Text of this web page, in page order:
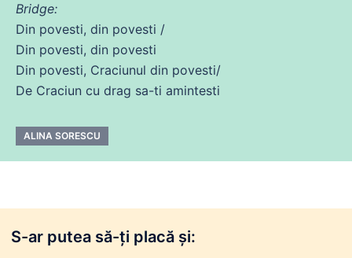
Bridge:
Din povesti, din povesti /
Din povesti, din povesti
Din povesti, Craciunul din povesti/
De Craciun cu drag sa-ti amintesti
ALINA SORESCU
S-ar putea să-ți placă și: